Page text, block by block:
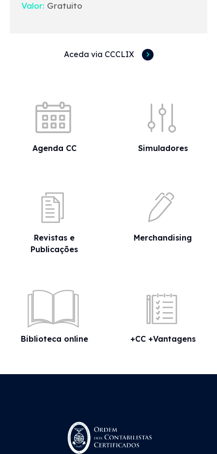
Valor: Gratuito
Aceda via CCCLIX
Agenda CC Simuladores
Revistas e
Publicações
Merchandising
Biblioteca online +CC +Vantagens